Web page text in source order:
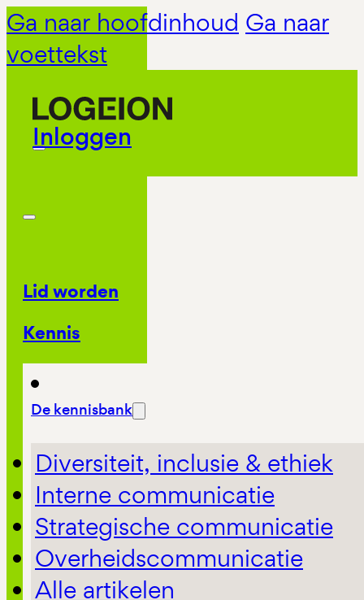
Ga naar hoofdinhoud Ga naar
voettekst
Inloggen
Lid worden
Kennis
De kennisbank
Diversiteit, inclusie & ethiek
Interne communicatie
Strategische communicatie
Overheidscommunicatie
Alle artikelen